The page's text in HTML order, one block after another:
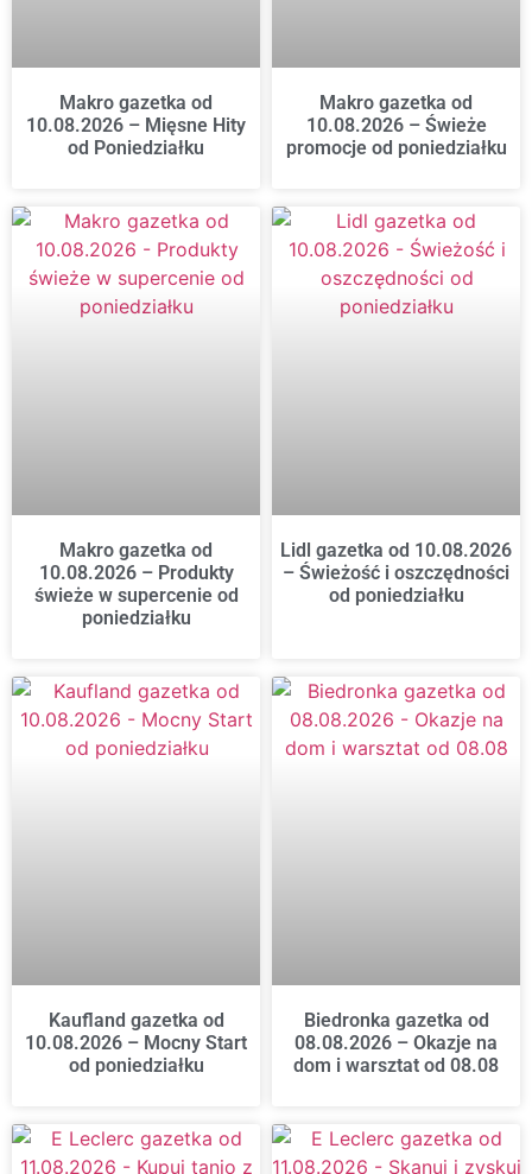
Makro gazetka od
10.08.2026 – Mięsne Hity
od Poniedziałku
Makro gazetka od
10.08.2026 – Świeże
promocje od poniedziałku
Makro gazetka od
10.08.2026 – Produkty
świeże w supercenie od
poniedziałku
Lidl gazetka od 10.08.2026
– Świeżość i oszczędności
od poniedziałku
Kaufland gazetka od
10.08.2026 – Mocny Start
od poniedziałku
Biedronka gazetka od
08.08.2026 – Okazje na
dom i warsztat od 08.08